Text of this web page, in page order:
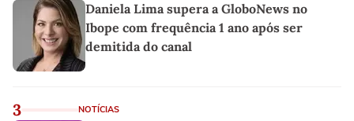
Daniela Lima supera a GloboNews no
Ibope com frequência 1 ano após ser
demitida do canal
3 NOTÍCIAS